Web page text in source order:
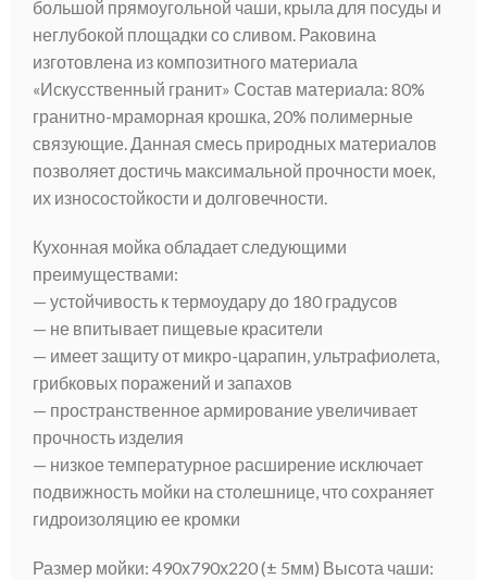
большой прямоугольной чаши, крыла для посуды и
неглубокой площадки со сливом. Раковина
изготовлена из композитного материала
«Искусственный гранит» Состав материала: 80%
гранитно-мраморная крошка, 20% полимерные
связующие. Данная смесь природных материалов
позволяет достичь максимальной прочности моек,
их износостойкости и долговечности.
Кухонная мойка обладает следующими
преимуществами:
— устойчивость к термоудару до 180 градусов
— не впитывает пищевые красители
— имеет защиту от микро-царапин, ультрафиолета,
грибковых поражений и запахов
— пространственное армирование увеличивает
прочность изделия
— низкое температурное расширение исключает
подвижность мойки на столешнице, что сохраняет
гидроизоляцию ее кромки
Размер мойки: 490х790х220 (± 5мм) Высота чаши: